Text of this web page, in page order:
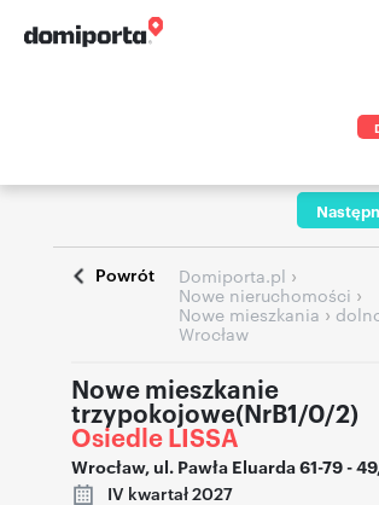
Powrót Domiporta.pl ›
Nowe nieruchomości ›
Nowe mieszkania ›
Wrocław
Nowe mieszkanie
trzypokojowe(NrB1/0/2)
Osiedle LISSA
Wrocław, ul. Pawła Eluarda 61-79-
IV kwartał 2027